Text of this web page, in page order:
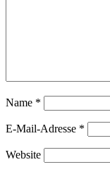
Name *
E-Mail-Adresse *
Website